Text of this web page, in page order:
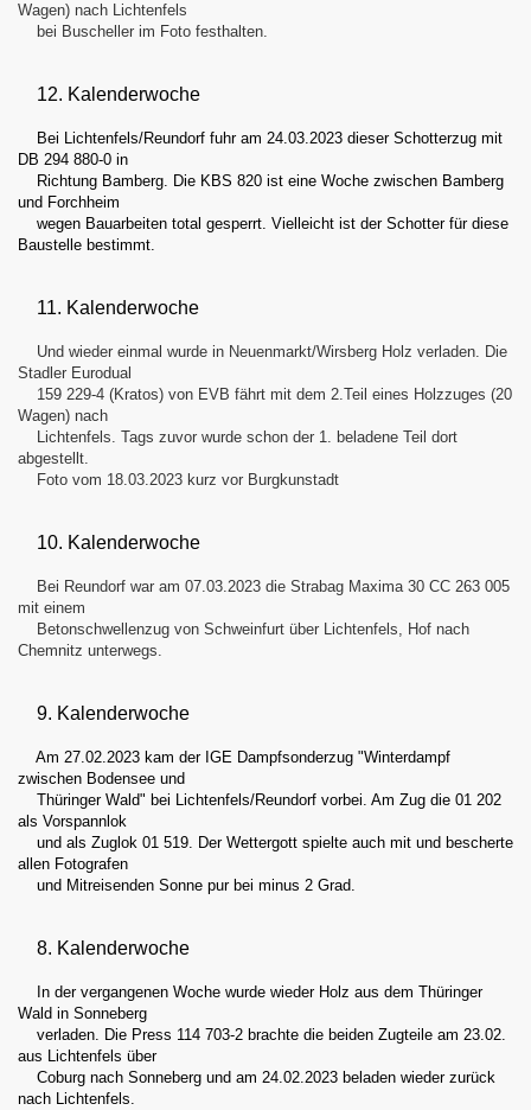
Wagen) nach Lichtenfels
bei Buscheller im Foto festhalten.
12. Kalenderwoche
Bei Lichtenfels/Reundorf fuhr am 24.03.2023 dieser Schotterzug mit
DB 294 880-0 in
Richtung Bamberg. Die KBS 820 ist eine Woche zwischen Bamberg
und Forchheim
wegen Bauarbeiten total gesperrt. Vielleicht ist der Schotter für diese
Baustelle bestimmt.
11. Kalenderwoche
Und wieder einmal wurde in Neuenmarkt/Wirsberg Holz verladen. Die
Stadler Eurodual
159 229-4 (Kratos) von EVB fährt mit dem 2.Teil eines Holzzuges (20
Wagen) nach
Lichtenfels. Tags zuvor wurde schon der 1. beladene Teil dort
abgestellt.
Foto vom 18.03.2023 kurz vor Burgkunstadt
10. Kalenderwoche
Bei Reundorf war am 07.03.2023 die Strabag Maxima 30 CC 263 005
mit einem
Betonschwellenzug von Schweinfurt über Lichtenfels, Hof nach
Chemnitz unterwegs.
9. Kalenderwoche
Am 27.02.2023 kam der IGE Dampfsonderzug "Winterdampf
zwischen Bodensee und
Thüringer Wald" bei Lichtenfels/Reundorf vorbei. Am Zug die 01 202
als Vorspannlok
und als Zuglok 01 519. Der Wettergott spielte auch mit und bescherte
allen Fotografen
und Mitreisenden Sonne pur bei minus 2 Grad.
8. Kalenderwoche
In der vergangenen Woche wurde wieder Holz aus dem Thüringer
Wald in Sonneberg
verladen. Die Press 114 703-2 brachte die beiden Zugteile am 23.02.
aus Lichtenfels über
Coburg nach Sonneberg und am 24.02.2023 beladen wieder zurück
nach Lichtenfels.